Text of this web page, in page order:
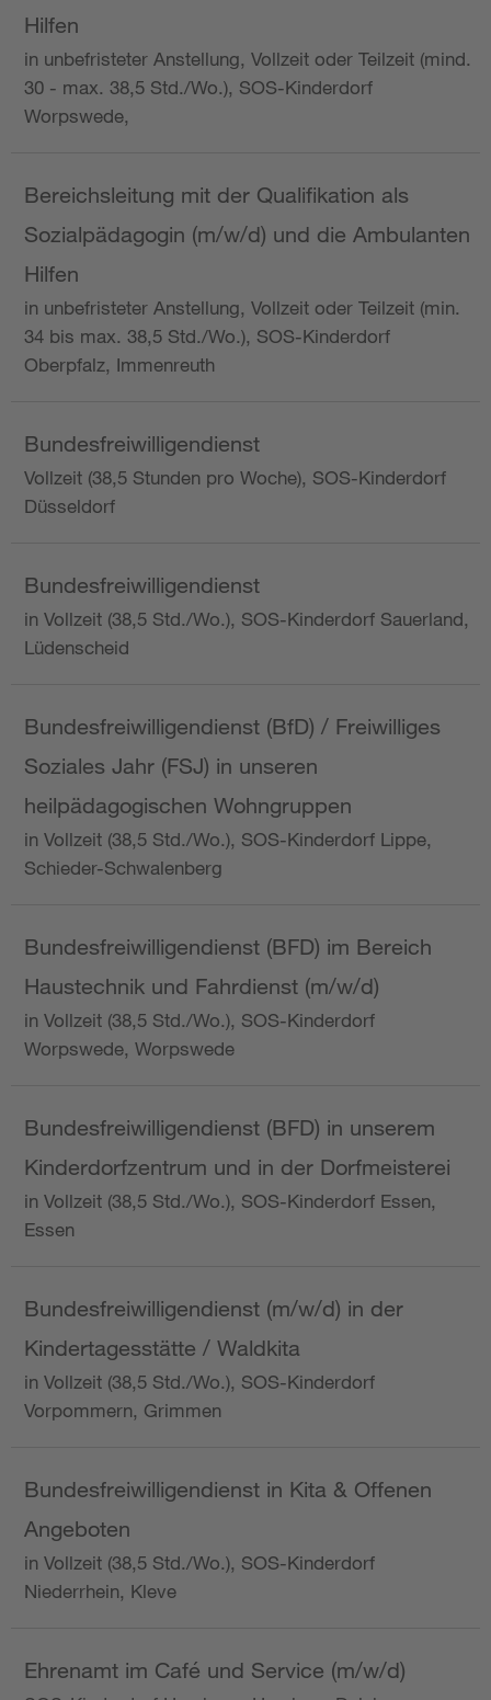
Hilfen
in unbefristeter Anstellung, Vollzeit oder Teilzeit (mind.
30 - max. 38,5 Std./Wo.), SOS-Kinderdorf
Worpswede,
Bereichsleitung mit der Qualifikation als
Sozialpädagogin (m/w/d) und die Ambulanten
Hilfen
in unbefristeter Anstellung, Vollzeit oder Teilzeit (min.
34 bis max. 38,5 Std./Wo.), SOS-Kinderdorf
Oberpfalz, Immenreuth
Bundesfreiwilligendienst
Vollzeit (38,5 Stunden pro Woche), SOS-Kinderdorf
Düsseldorf
Bundesfreiwilligendienst
in Vollzeit (38,5 Std./Wo.), SOS-Kinderdorf Sauerland,
Lüdenscheid
Bundesfreiwilligendienst (BfD) / Freiwilliges
Soziales Jahr (FSJ) in unseren
heilpädagogischen Wohngruppen
in Vollzeit (38,5 Std./Wo.), SOS-Kinderdorf Lippe,
Schieder-Schwalenberg
Bundesfreiwilligendienst (BFD) im Bereich
Haustechnik und Fahrdienst (m/w/d)
in Vollzeit (38,5 Std./Wo.), SOS-Kinderdorf
Worpswede, Worpswede
Bundesfreiwilligendienst (BFD) in unserem
Kinderdorfzentrum und in der Dorfmeisterei
in Vollzeit (38,5 Std./Wo.), SOS-Kinderdorf Essen,
Essen
Bundesfreiwilligendienst (m/w/d) in der
Kindertagesstätte / Waldkita
in Vollzeit (38,5 Std./Wo.), SOS-Kinderdorf
Vorpommern, Grimmen
Bundesfreiwilligendienst in Kita & Offenen
Angeboten
in Vollzeit (38,5 Std./Wo.), SOS-Kinderdorf
Niederrhein, Kleve
Ehrenamt im Café und Service (m/w/d)